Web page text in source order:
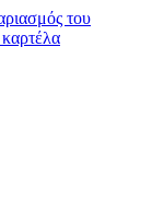
του